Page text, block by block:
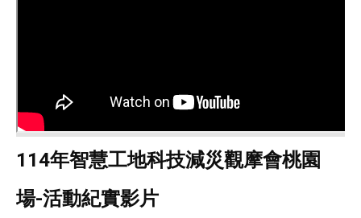
114年智慧工地科技減災觀摩會桃園
場-活動紀實影片